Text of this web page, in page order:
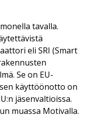
tavalla.
eli SRI (Smart
Se on EU-
käyttöönotto on
jäsenvaltioissa.
muassa Motivalla.